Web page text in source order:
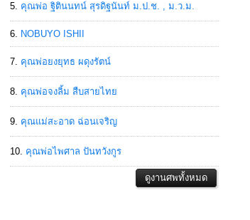
คุณพ่อ ฐิตินนทน์ สุรดิฐนันท์ ม.ป.ช. , ม.ว.ม.
NOBUYO ISHII
คุณพ่อยงยุทธ ผดุงรัตน์
คุณพ่อจงลิ้ม สืบสายไทย
คุณแม่สะอาด ฉ่อนเจริญ
คุณพ่อไพศาล ปันทวังกูร